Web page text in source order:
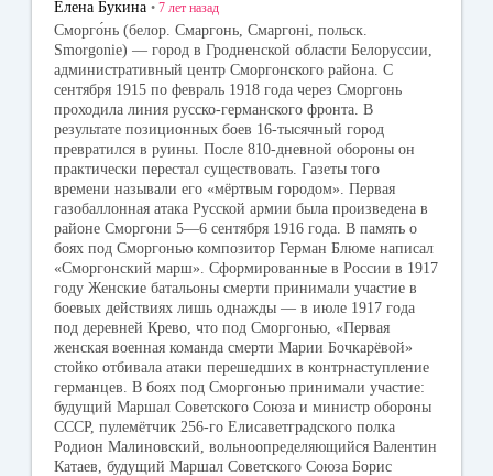
ki
Елена Букина • 7 лет назад
Сморго́нь (белор. Смаргонь, Смаргоні, польск.
Smorgonie) — город в Гродненской области Белоруссии,
административный центр Сморгонского района. С
сентября 1915 по февраль 1918 года через Сморгонь
проходила линия русско-германского фронта. В
результате позиционных боев 16-тысячный город
превратился в руины. После 810-дневной обороны он
практически перестал существовать. Газеты того
времени называли его «мёртвым городом». Первая
газобаллонная атака Русской армии была произведена в
районе Сморгони 5—6 сентября 1916 года. В память о
боях под Сморгонью композитор Герман Блюме написал
«Сморгонский марш». Сформированные в России в 1917
году Женские батальоны смерти принимали участие в
боевых действиях лишь однажды — в июле 1917 года
под деревней Крево, что под Сморгонью, «Первая
женская военная команда смерти Марии Бочкарёвой»
стойко отбивала атаки перешедших в контрнаступление
германцев. В боях под Сморгонью принимали участие:
будущий Маршал Советского Союза и министр обороны
СССР, пулемётчик 256-го Елисаветградского полка
Родион Малиновский, вольноопределяющийся Валентин
Катаев, будущий Маршал Советского Союза Борис